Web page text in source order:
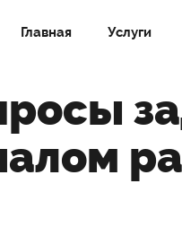
Главная Услуги